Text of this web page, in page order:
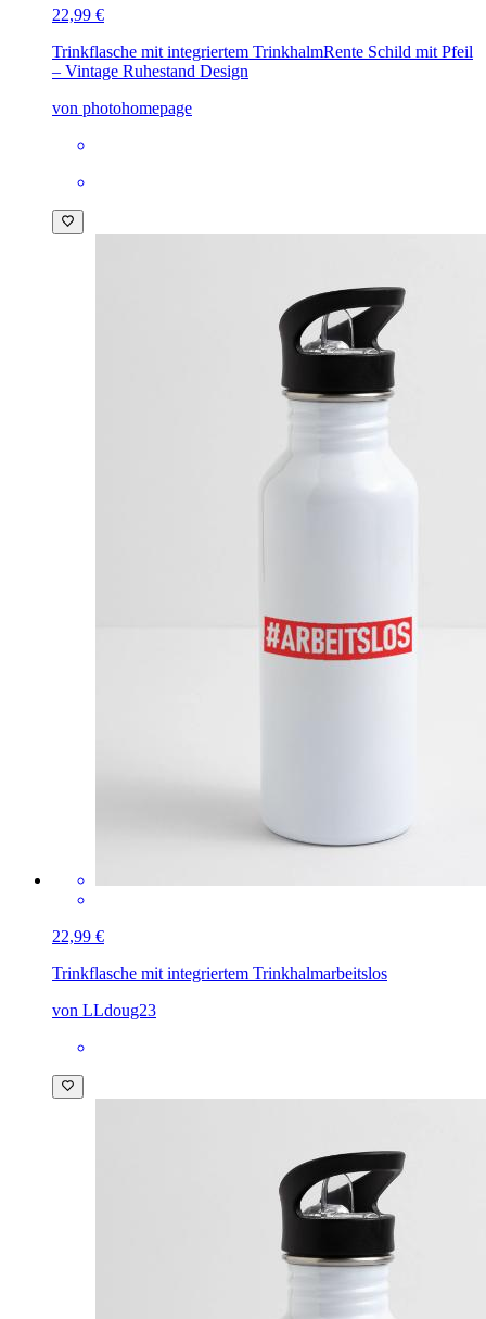
22,99 €
Trinkflasche mit integriertem TrinkhalmRente Schild mit Pfeil
– Vintage Ruhestand Design
von photohomepage
22,99 €
Trinkflasche mit integriertem Trinkhalmarbeitslos
von LLdoug23